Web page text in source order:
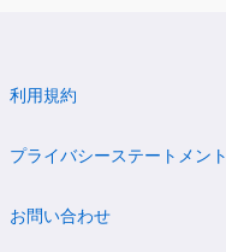
利用規約
プライバシーステートメント
お問い合わせ